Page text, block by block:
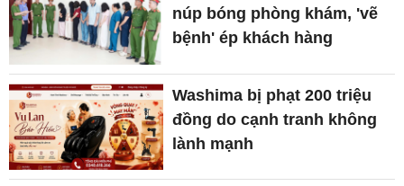
núp bóng phòng khám, 'vẽ
bệnh' ép khách hàng
Washima bị phạt 200 triệu
đồng do cạnh tranh không
lành mạnh